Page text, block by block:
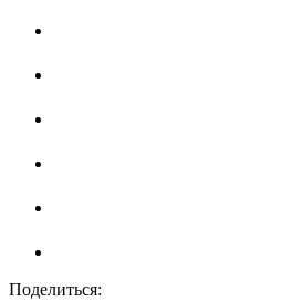
Поделиться: